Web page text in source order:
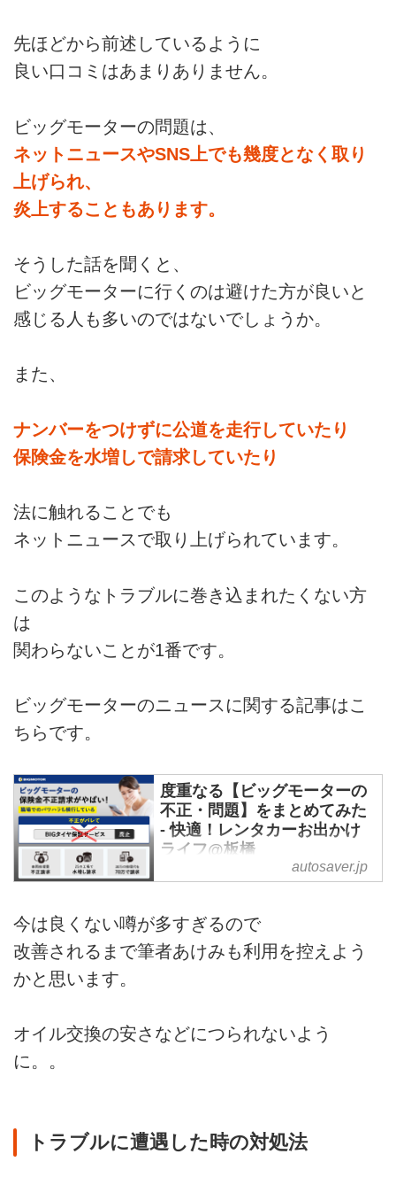
先ほどから前述しているように
良い口コミはあまりありません。
ビッグモーターの問題は、
ネットニュースやSNS上でも幾度となく取り
上げられ、
炎上することもあります。
そうした話を聞くと、
ビッグモーターに行くのは避けた方が良いと
感じる人も多いのではないでしょうか。
また、
ナンバーをつけずに公道を走行していたり
保険金を水増しで請求していたり
法に触れることでも
ネットニュースで取り上げられています。
このようなトラブルに巻き込まれたくない方
は
関わらないことが1番です。
ビッグモーターのニュースに関する記事はこ
ちらです。
度重なる【ビッグモーターの
不正・問題】をまとめてみた
- 快適！レンタカーお出かけ
ライフ@板橋
「車を売るならビッグモーター」
い」
というCMでお馴染みの中古車販
売・クルマ買取店の「ビッグモー
そんなビッグモーターの評判が知
「ナンバー無しで公道走行」
autosaver.jp
今は良くない噂が多すぎるので
改善されるまで筆者あけみも利用を控えよう
かと思います。
オイル交換の安さなどにつられないよう
に。。
トラブルに遭遇した時の対処法